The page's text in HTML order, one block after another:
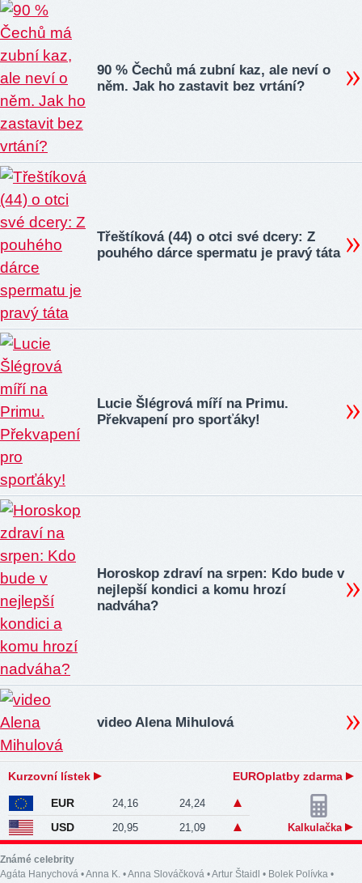
90 % Čechů má zubní kaz, ale neví o
něm. Jak ho zastavit bez vrtání?
Třeštíková (44) o otci své dcery: Z
pouhého dárce spermatu je pravý táta
Lucie Šlégrová míří na Primu.
Překvapení pro sporťáky!
Horoskop zdraví na srpen: Kdo bude v
nejlepší kondici a komu hrozí
nadváha?
video Alena Mihulová
Kurzovní lístek EUROplatby zdarma
EUR 24,16 24,24
USD 20,95 21,09 Kalkulačka
Známé celebrity
Agáta Hanychová •Anna K. •Anna Slováčková •Artur Štaidl • Bolek Polívka •